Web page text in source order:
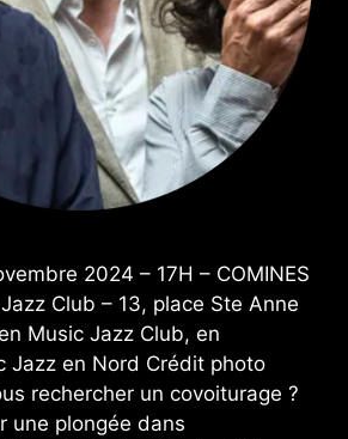
2024 – 17H – COMINES
Club – 13, place Ste Anne
Music Jazz Club, en
Jazz en Nord Crédit photo
rechercher un covoiturage ?
une plongée dans